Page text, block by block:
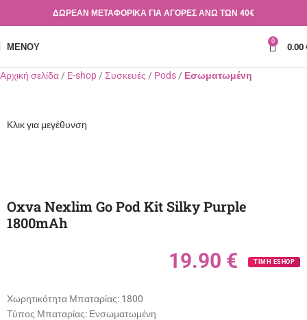
ΔΩΡΕΑΝ ΜΕΤΑΦΟΡΙΚΑ ΓΙΑ ΑΓΟΡΕΣ ΑΝΩ ΤΩΝ 40€
ΜΕΝΟΎ 0 0.00
Αρχική σελίδα E-shop Συσκευές Pods Εσωματωμένη
Κλικ για μεγέθυνση
Oxva Nexlim Go Pod Kit Silky Purple
1800mAh
19.90 € ΤΙΜΗ ESHOP
Χωρητικότητα Μπαταρίας: 1800
Τύπος Μπαταρίας: Ενσωματωμένη